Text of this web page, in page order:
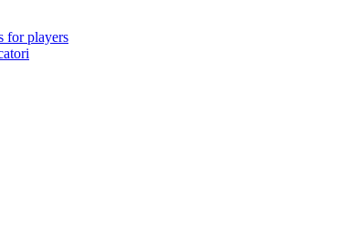
for players